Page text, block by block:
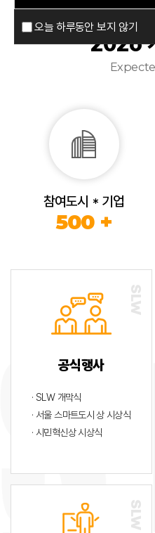
오늘 하루동안 보지 않기
2026
참여도시 * 기업
500 +
공식행사
· SLW 개막식
· 서울 스마트도시 상 시상식
· 시민혁신상 시상식